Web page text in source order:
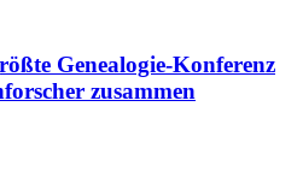
Genealogie-Konferenz
zusammen